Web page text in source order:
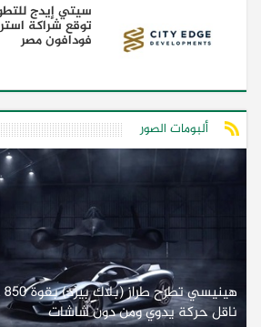
سيتي إيدج
توقع شراكة
فودافون مصر
ألبومات الصور
ناقل حركة يدوي ومن دون شاشات